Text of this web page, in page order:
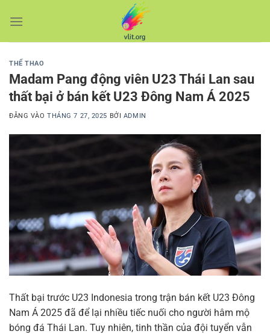
qua
THỂ THAO
Madam Pang động viên U23 Thái Lan sau
thất bại ở bán kết U23 Đông Nam Á 2025
ĐĂNG VÀOTHÁNG 7 27, 2025 BỞI ADMIN
Thất bại trước U23 Indonesia trong trận bán kết U23 Đông
Nam Á 2025 đã để lại nhiều tiếc nuối cho người hâm mộ
bóng đá Thái Lan. Tuy nhiên, tinh thần của đội tuyển vẫn